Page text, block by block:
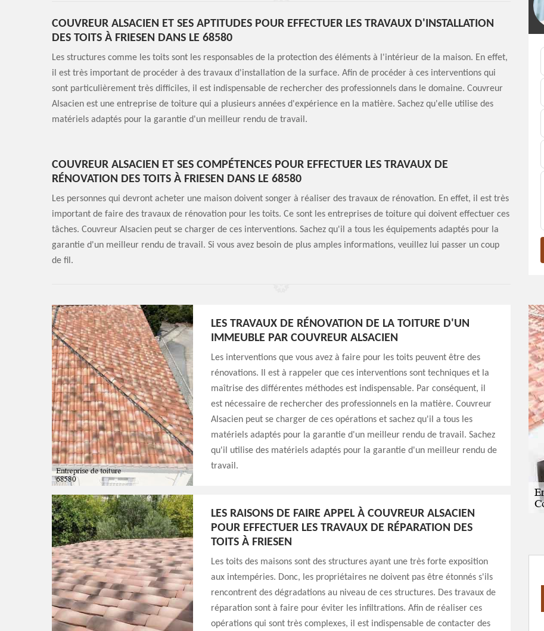
COUVREUR ALSACIEN ET SES APTITUDES POUR EFFECTUER LES TRAVAUX D'INSTALLATION
DES TOITS À FRIESEN DANS LE 68580
Les structures comme les toits sont les responsables de la protection des éléments à l'intérieur de la maison. En effet,
il est très important de procéder à des travaux d'installation de la surface. Afin de procéder à ces interventions qui
sont particulièrement très difficiles, il est indispensable de rechercher des professionnels dans le domaine. Couvreur
Alsacien est une entreprise de toiture qui a plusieurs années d'expérience en la matière. Sachez qu'elle utilise des
matériels adaptés pour la garantie d'un meilleur rendu de travail.
COUVREUR ALSACIEN ET SES COMPÉTENCES POUR EFFECTUER LES TRAVAUX DE
RÉNOVATION DES TOITS À FRIESEN DANS LE 68580
Les personnes qui devront acheter une maison doivent songer à réaliser des travaux de rénovation. En effet, il est très
important de faire des travaux de rénovation pour les toits. Ce sont les entreprises de toiture qui doivent effectuer ces
tâches. Couvreur Alsacien peut se charger de ces interventions. Sachez qu'il a tous les équipements adaptés pour la
garantie d'un meilleur rendu de travail. Si vous avez besoin de plus amples informations, veuillez lui passer un coup
de fil.
LES TRAVAUX DE RÉNOVATION DE LA TOITURE D'UN
IMMEUBLE PAR COUVREUR ALSACIEN
Les interventions que vous avez à faire pour les toits peuvent être des
rénovations. Il est à rappeler que ces interventions sont techniques et la
maîtrise des différentes méthodes est indispensable. Par conséquent, il
est nécessaire de rechercher des professionnels en la matière. Couvreur
Alsacien peut se charger de ces opérations et sachez qu'il a tous les
matériels adaptés pour la garantie d'un meilleur rendu de travail. Sachez
qu'il utilise des matériels adaptés pour la garantie d'un meilleur rendu de
travail.
LES RAISONS DE FAIRE APPEL À COUVREUR ALSACIEN
POUR EFFECTUER LES TRAVAUX DE RÉPARATION DES
TOITS À FRIESEN
Les toits des maisons sont des structures ayant une très forte exposition
aux intempéries. Donc, les propriétaires ne doivent pas être étonnés s'ils
rencontrent des dégradations au niveau de ces structures. Des travaux de
réparation sont à faire pour éviter les infiltrations. Afin de réaliser ces
opérations qui sont très complexes, il est indispensable de contacter des